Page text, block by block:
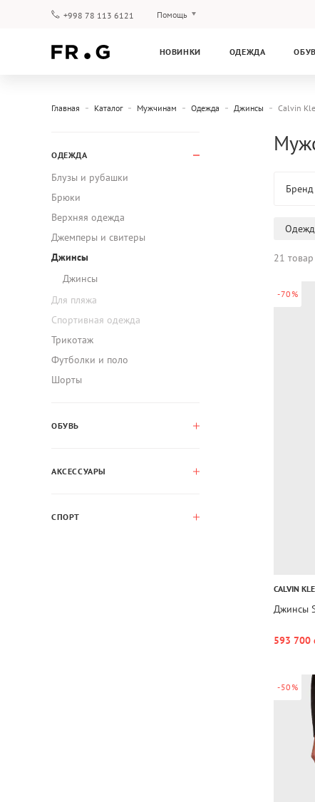
+998 78 113 6121 Помощь
НОВИНКИ ОДЕЖДА
Главная Каталог Мужчинам Одежда Джинсы Calvin
ОДЕЖДА
Блузы и рубашки
Брюки
Верхняя одежда
Джемперы и свитеры
Джинсы
Джинсы
Для пляжа
Спортивная одежда
Трикотаж
Футболки и поло
Шорты
ОБУВЬ
АКСЕССУАРЫ
СПОРТ
Бренд
21 товар
-70%
CALVIN
Джинсы
593 700
-50%